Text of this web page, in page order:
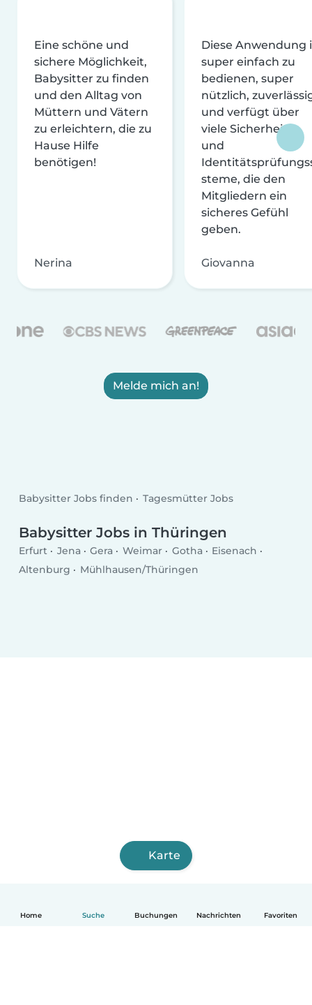
Home Suche Buchungen Nachrichten Favoriten
Eine schöne und
sichere Möglichkeit,
Babysitter zu finden
und den Alltag von
Müttern und Vätern
zu erleichtern, die zu
Hause Hilfe
benötigen!
Nerina
Diese Anwendung
super einfach zu
bedienen, super
nützlich,
und verfügt über
viele Sicherheits-
und
steme, die den
Mitgliedern ein
sicheres Gefühl
geben.
Giovanna
Melde mich an!
Babysitter Jobs finden Tagesmütter Jobs
Babysitter Jobs in Thüringen
Erfurt Jena Gera Weimar Gotha
Eisenach
Altenburg
Mühlhausen/Thüringen
Karte